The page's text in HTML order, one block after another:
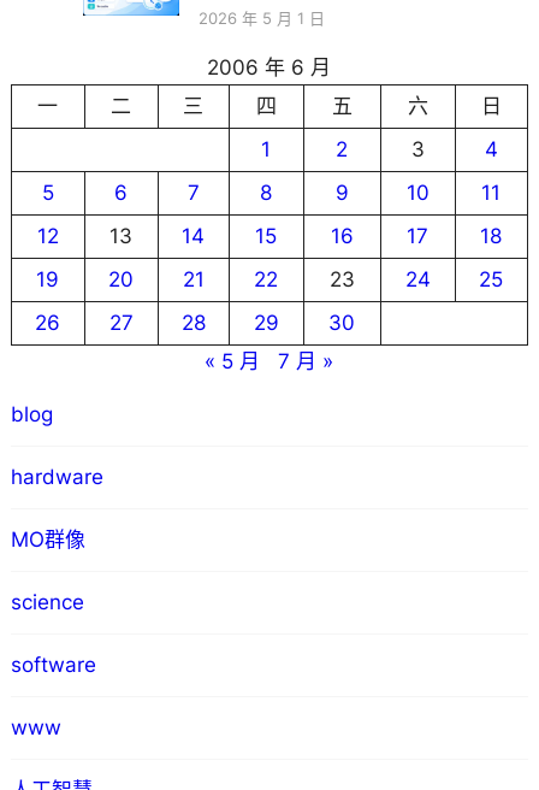
2026 年 5 月 1 日
2006 年 6 月
一
二 三 四 五 六
日
1
2 3
4
5
6 7 8 9 10
11
12
13 14 15 16 17
18
19
20 21 22 23 24
25
26
27 28 29
30
« 5 月
7 月 »
blog
hardware
MO群像
science
software
www